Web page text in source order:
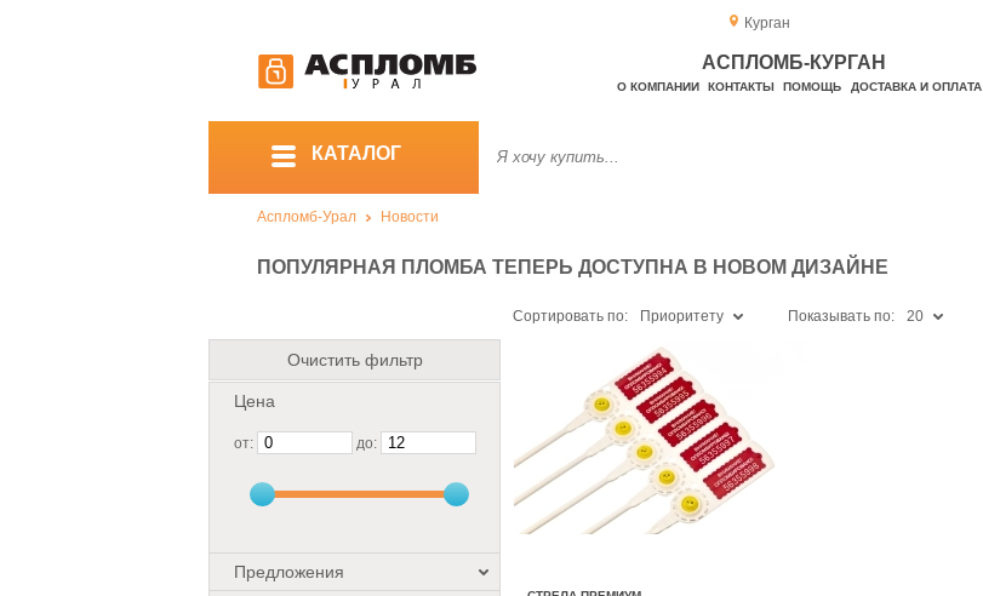
Курган
АСПЛОМБ-КУРГАН
О КОМПАНИИ КОНТАКТЫ ПОМОЩЬ ДОСТАВКА И ОПЛАТА
КАТАЛОГ
Аспломб-Урал Новости
ПОПУЛЯРНАЯ ПЛОМБА ТЕПЕРЬ ДОСТУПНА В НОВОМ ДИЗАЙНЕ
Очистить фильтр
Цена
от: до:
Предложения
Сортировать по: Приоритету Показывать по: 20